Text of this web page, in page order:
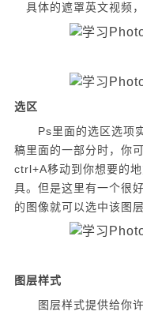
具体的遮罩英文视频，
选区
Ps里面的选区选项实
稿里面的一部分时，你
ctrl+A移动到你想要的
具。但是这里有一个很
的图像就可以选中该图层
图层样式
图层样式提供给你许